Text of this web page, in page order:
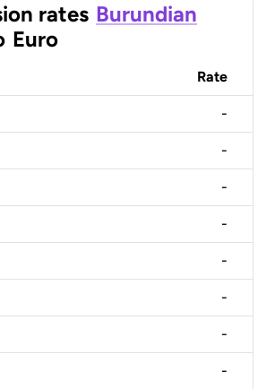
rates Burundian
Euro
Rate
-
-
-
-
-
-
-
-